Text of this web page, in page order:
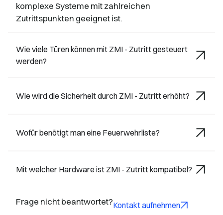
komplexe Systeme mit zahlreichen
Zutrittspunkten geeignet ist.
Wie viele Türen können mit ZMI - Zutritt gesteuert
werden?
Wie wird die Sicherheit durch ZMI - Zutritt erhöht?
Wofür benötigt man eine Feuerwehrliste?
Mit welcher Hardware ist ZMI - Zutritt kompatibel?
Frage nicht beantwortet?Kontakt aufnehmen